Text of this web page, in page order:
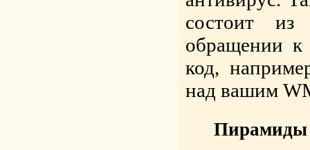
состоит
обращении к
код,
над вашим
Пирамиды